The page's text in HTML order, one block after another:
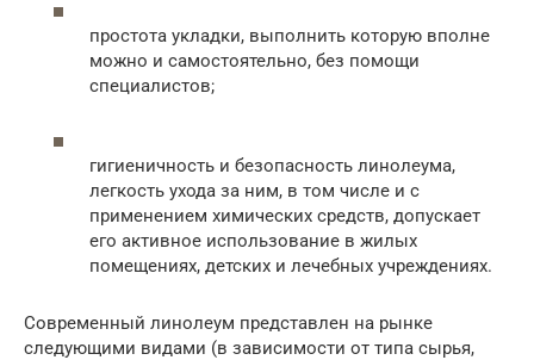
простота укладки, выполнить которую вполне
можно и самостоятельно, без помощи
специалистов;
гигиеничность и безопасность линолеума,
легкость ухода за ним, в том числе и с
применением химических средств, допускает
его активное использование в жилых
помещениях, детских и лечебных учреждениях.
Современный линолеум представлен на рынке
следующими видами (в зависимости от типа сырья,